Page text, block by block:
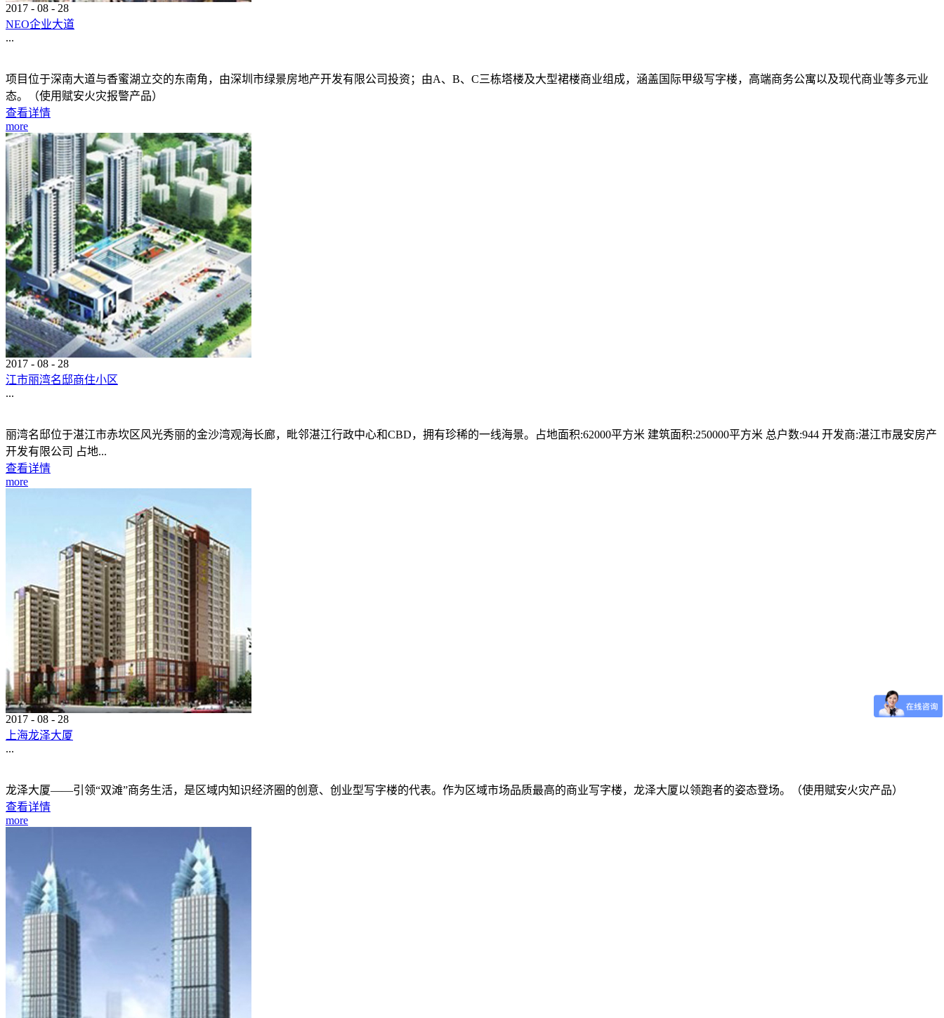
2017 - 08 - 28
NEO企业大道
...
项目位于深南大道与香蜜湖立交的东南角，由深圳市绿景房地产开发有限公司投资；由A、B、C三栋塔楼及大型裙楼商业组成，涵盖国际甲级写字楼，高端商务公寓以及现代商业等多元业
态。（使用赋安火灾报警产品）
查看详情
more
2017 - 08 - 28
江市丽湾名邸商住小区
...
丽湾名邸位于湛江市赤坎区风光秀丽的金沙湾观海长廊，毗邻湛江行政中心和CBD，拥有珍稀的一线海景。占地面积:62000平方米 建筑面积:250000平方米 总户数:944 开发商:湛江市晟安房产
开发有限公司 占地...
查看详情
more
2017 - 08 - 28
上海龙泽大厦
...
龙泽大厦——引领“双滩”商务生活，是区域内知识经济圈的创意、创业型写字楼的代表。作为区域市场品质最高的商业写字楼，龙泽大厦以领跑者的姿态登场。（使用赋安火灾产品）
查看详情
more